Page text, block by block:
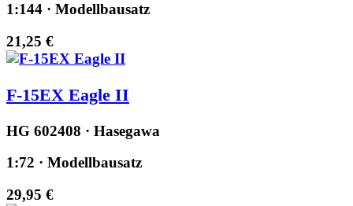
1:144 · Modellbausatz
21,25 €
F-15EX Eagle II
HG 602408 · Hasegawa
1:72 · Modellbausatz
29,95 €